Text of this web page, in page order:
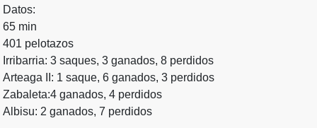
Datos:
65 min
401 pelotazos
Irribarria: 3 saques, 3 ganados, 8 perdidos
Arteaga II: 1 saque, 6 ganados, 3 perdidos
Zabaleta:4 ganados, 4 perdidos
Albisu: 2 ganados, 7 perdidos